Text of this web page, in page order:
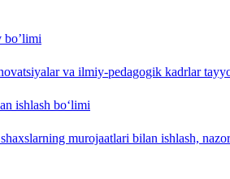
bo’limi
va ilmiy-pedagogik kadrlar
ishlash bo‘limi
murojaatlari bilan ishlash,